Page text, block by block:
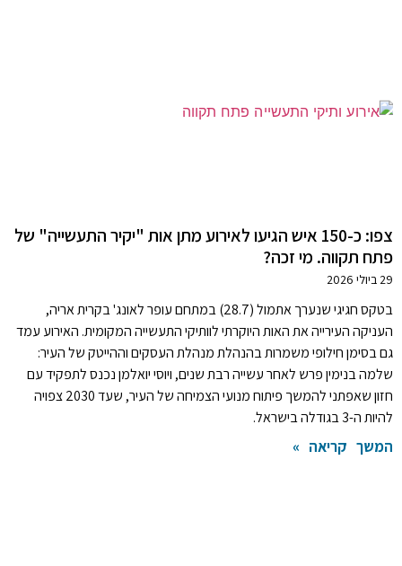
צפו: כ-150 איש הגיעו לאירוע מתן אות "יקיר התעשייה" של
פתח תקווה. מי זכה?
29 ביולי 2026
בטקס חגיגי שנערך אתמול (28.7) במתחם עופר לאונג' בקרית אריה,
העניקה העירייה את האות היוקרתי לוותיקי התעשייה המקומית. האירוע עמד
גם בסימן חילופי משמרות בהנהלת מנהלת העסקים וההייטק של העיר:
שלמה בנימין פרש לאחר עשייה רבת שנים, ויוסי יואלמן נכנס לתפקיד עם
חזון שאפתני להמשך פיתוח מנועי הצמיחה של העיר, שעד 2030 צפויה
להיות ה-3 בגודלה בישראל.
המשך קריאה »